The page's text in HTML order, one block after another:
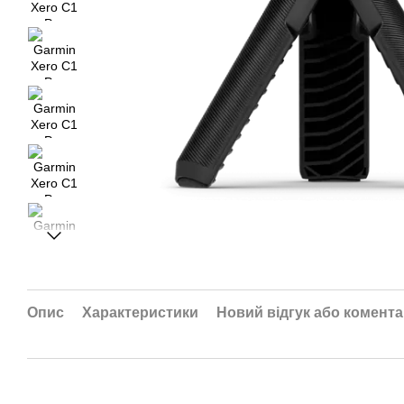
Опис Характеристики Новий відгук або